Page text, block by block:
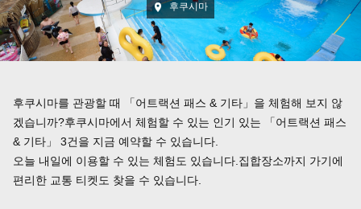
후쿠시마
후쿠시마를 관광할 때 「어트랙션 패스 & 기타」을 체험해 보지 않
겠습니까?후쿠시마에서 체험할 수 있는 인기 있는 「어트랙션 패스
& 기타」 3건을 지금 예약할 수 있습니다.
오늘 내일에 이용할 수 있는 체험도 있습니다.집합장소까지 가기에
편리한 교통 티켓도 찾을 수 있습니다.